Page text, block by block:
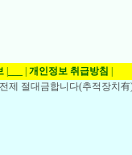
개인정보 취급방침
제 절대금합니다(추적장치